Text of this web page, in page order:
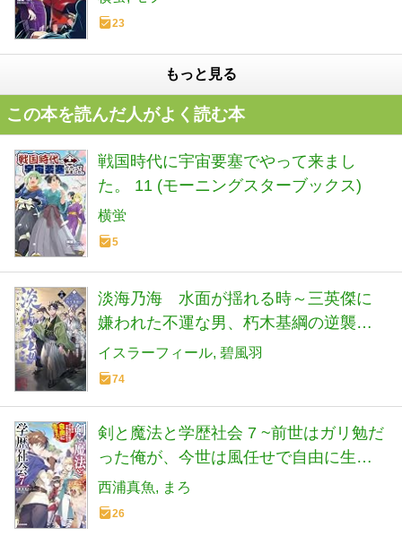
23
もっと見る
この本を読んだ人がよく読む本
戦国時代に宇宙要塞でやって来まし
た。 11 (モーニングスターブックス)
横蛍
5
淡海乃海 水面が揺れる時～三英傑に
嫌われた不運な男、朽木基綱の逆襲～
十九
イスラーフィール 碧風羽
74
剣と魔法と学歴社会 7 ~前世はガリ勉だ
った俺が、今世は風任せで自由に生き
たい~ (カドカワBOOKS)
西浦真魚 まろ
26